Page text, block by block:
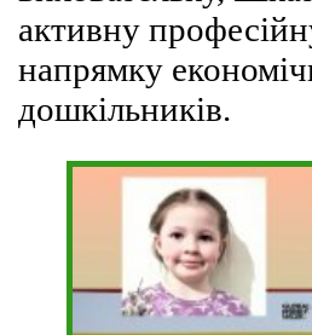
активну
напрямку
дошкільників.